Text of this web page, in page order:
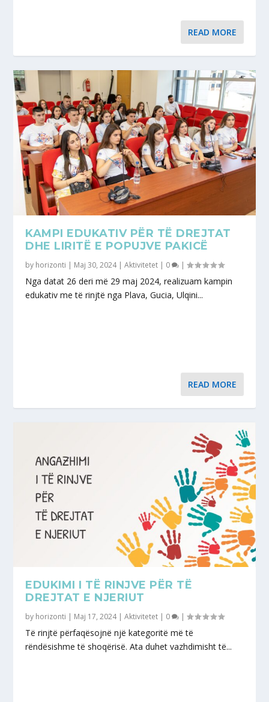
READ MORE
KAMPI EDUKATIV PËR TË DREJTAT
DHE LIRITË E POPUJVE PAKICË
by horizonti | Maj 30, 2024|Aktivitetet | 0 |
Nga datat 26 deri më 29 maj 2024, realizuam kampin
edukativ me të rinjtë nga Plava, Gucia, Ulqini...
READ MORE
EDUKIMI I TË RINJVE PËR TË
DREJTAT E NJERIUT
by horizonti | Maj 17, 2024|Aktivitetet | 0 |
Të rinjtë përfaqësojnë një kategoritë më të
rëndësishme të shoqërisë. Ata duhet vazhdimisht të...